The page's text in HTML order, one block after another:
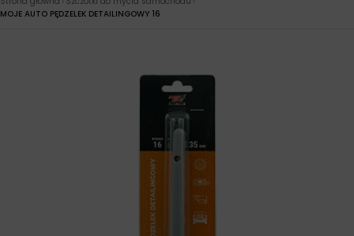
MOJE AUTO PĘDZELEK DETAILINGOWY 16